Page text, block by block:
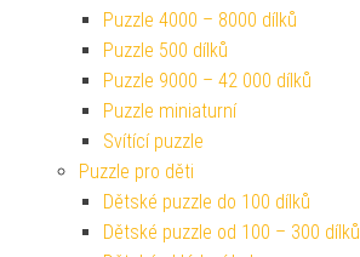
Puzzle 4000 – 8000 dílků
Puzzle 500 dílků
Puzzle 9000 – 42 000 dílků
Puzzle miniaturní
Svítící puzzle
Puzzle pro děti
Dětské puzzle do 100 dílků
Dětské puzzle od 100 – 300 dílků